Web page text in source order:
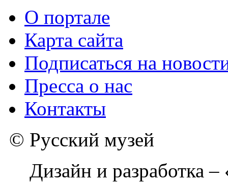
О портале
Карта сайта
Подписаться на
Пресса о нас
Контакты
© Русский музей
Дизайн и разработка